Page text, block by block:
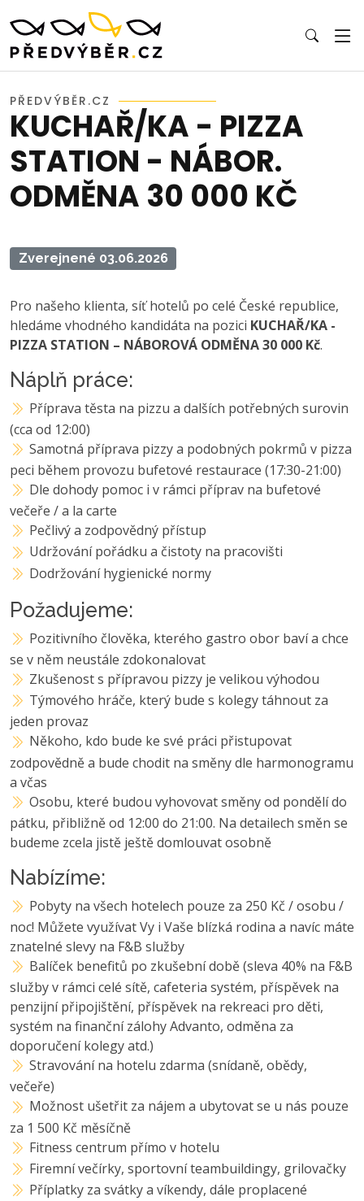
PŘEDVÝBĚR.CZ
KUCHAŘ/KA - PIZZA
STATION - NÁBOR.
ODMĚNA 30 000 KČ
Zverejnené 03.06.2026
Pro našeho klienta, síť hotelů po celé České republice,
hledáme vhodného kandidáta na pozici KUCHAŘ/KA -
PIZZA STATION – NÁBOROVÁ ODMĚNA 30 000 Kč.
Náplň práce:
Příprava těsta na pizzu a dalších potřebných surovin
(cca od 12:00)
Samotná příprava pizzy a podobných pokrmů v pizza
peci během provozu bufetové restaurace (17:30-21:00)
Dle dohody pomoc i v rámci příprav na bufetové
večeře / a la carte
Pečlivý a zodpovědný přístup
Udržování pořádku a čistoty na pracovišti
Dodržování hygienické normy
Požadujeme:
Pozitivního člověka, kterého gastro obor baví a chce
se v něm neustále zdokonalovat
Zkušenost s přípravou pizzy je velikou výhodou
Týmového hráče, který bude s kolegy táhnout za
jeden provaz
Někoho, kdo bude ke své práci přistupovat
zodpovědně a bude chodit na směny dle harmonogramu
a včas
Osobu, které budou vyhovovat směny od pondělí do
pátku, přibližně od 12:00 do 21:00. Na detailech směn se
budeme zcela jistě ještě domlouvat osobně
Nabízíme:
Pobyty na všech hotelech pouze za 250 Kč / osobu /
noc! Můžete využívat Vy i Vaše blízká rodina a navíc máte
znatelné slevy na F&B služby
Balíček benefitů po zkušební době (sleva 40% na F&B
služby v rámci celé sítě, cafeteria systém, příspěvek na
penzijní připojištění, příspěvek na rekreaci pro děti,
systém na finanční zálohy Advanto, odměna za
doporučení kolegy atd.)
Stravování na hotelu zdarma (snídaně, obědy,
večeře)
Možnost ušetřit za nájem a ubytovat se u nás pouze
za 1 500 Kč měsíčně
Fitness centrum přímo v hotelu
Firemní večírky, sportovní teambuildingy, grilovačky
Příplatky za svátky a víkendy, dále proplacené